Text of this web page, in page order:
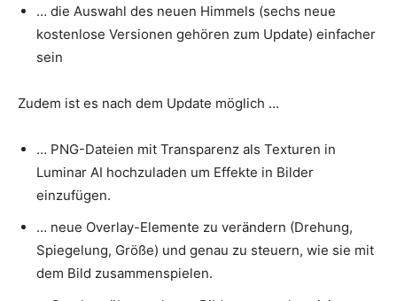
… die Auswahl des neuen Himmels (sechs neue
kostenlose Versionen gehören zum Update) einfacher
sein
Zudem ist es nach dem Update möglich …
… PNG-Dateien mit Transparenz als Texturen in
Luminar AI hochzuladen um Effekte in Bilder
einzufügen.
… neue Overlay-Elemente zu verändern (Drehung,
Spiegelung, Größe) und genau zu steuern, wie sie mit
dem Bild zusammenspielen.